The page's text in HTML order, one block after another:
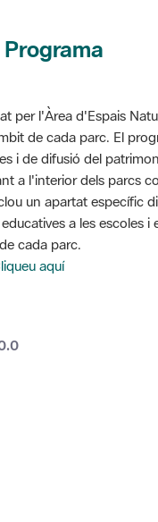
per l'Àrea d'Espais
de cada parc. El
i de difusió del
a l'interior dels parcs
un apartat específic
a les escoles
cada parc.
aquí
La valoración media es